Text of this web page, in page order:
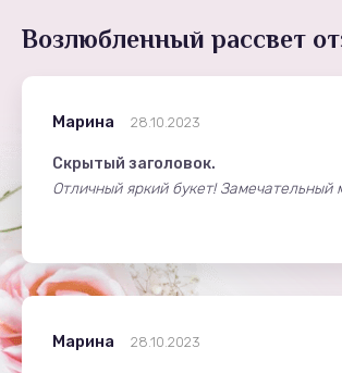
Возлюбленный рассвет
Марина 28.10.2023
Скрытый заголовок.
Отличный яркий букет! Замечательный
Марина 28.10.2023